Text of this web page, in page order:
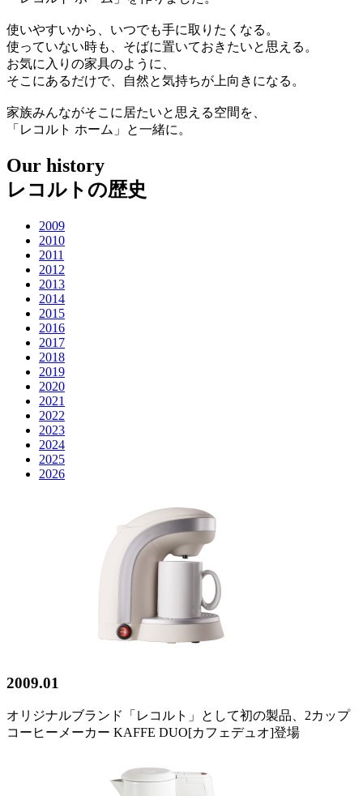
使いやすいから、いつでも手に取りたくなる。
使っていない時も、そばに置いておきたいと思える。
お気に入りの家具のように、
そこにあるだけで、自然と気持ちが上向きになる。
家族みんながそこに居たいと思える空間を、
「レコルト ホーム」と一緒に。
Our history
レコルトの歴史
2009
2010
2011
2012
2013
2014
2015
2016
2017
2018
2019
2020
2021
2022
2023
2024
2025
2026
2009.01
オリジナルブランド「レコルト」として初の製品、2カップ
コーヒーメーカー KAFFE DUO[カフェデュオ]登場